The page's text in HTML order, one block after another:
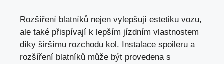
Rozšíření blatníků nejen vylepšují estetiku vozu,
ale také přispívají k lepším jízdním vlastnostem
díky širšímu rozchodu kol. Instalace spoileru a
rozšíření blatníků může být provedena s